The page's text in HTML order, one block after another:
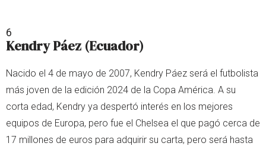
6
Kendry Páez (Ecuador)
Nacido el 4 de mayo de 2007, Kendry Páez será el futbolista
más joven de la edición 2024 de la Copa América. A su
corta edad, Kendry ya despertó interés en los mejores
equipos de Europa, pero fue el Chelsea el que pagó cerca de
17 millones de euros para adquirir su carta, pero será hasta